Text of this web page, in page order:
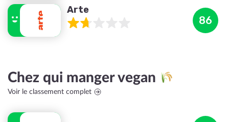
Arte
86
Chez qui manger vegan
Voir le classement complet